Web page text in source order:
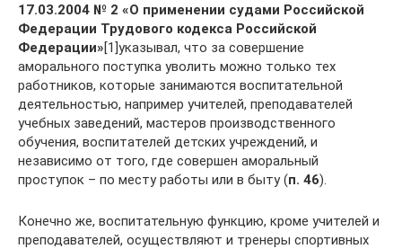
17.03.2004 № 2 «О применении судами Российской
Федерации Трудового кодекса Российской
Федерации»[1]указывал, что за совершение
аморального поступка уволить можно только тех
работников, которые занимаются воспитательной
деятельностью, например учителей, преподавателей
учебных заведений, мастеров производственного
обучения, воспитателей детских учреждений, и
независимо от того, где совершен аморальный
проступок – по месту работы или в быту (п. 46).
Конечно же, воспитательную функцию, кроме учителей и
преподавателей, осуществляют и тренеры спортивных